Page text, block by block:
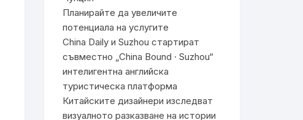
Планирайте да увеличите
потенциала на услугите
China Daily и Suzhou стартират
съвместно „China Bound · Suzhou“
интелигентна английска
туристическа платформа
Китайските дизайнери изследват
визуалното разказване на истории